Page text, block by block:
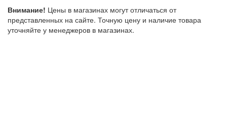
Внимание! Цены в магазинах могут отличаться от
представленных на сайте. Точную цену и наличие товара
уточняйте у менеджеров в магазинах.